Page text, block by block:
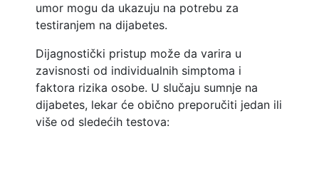
umor mogu da ukazuju na potrebu za
testiranjem na dijabetes.
Dijagnostički pristup može da varira u
zavisnosti od individualnih simptoma i
faktora rizika osobe. U slučaju sumnje na
dijabetes, lekar će obično preporučiti jedan ili
više od sledećih testova: